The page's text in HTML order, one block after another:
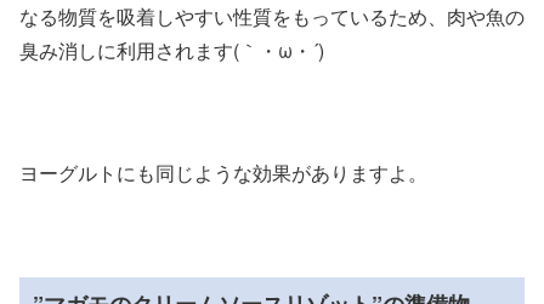
なる物質を吸着しやすい性質をもっているため、肉や魚の
臭み消しに利用されます(｀・ω・´)
ヨーグルトにも同じような効果がありますよ。